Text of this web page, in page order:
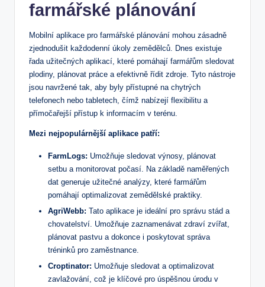
farmářské plánování
Mobilní aplikace pro farmářské plánování mohou zásadně
zjednodušit každodenní úkoly zemědělců. Dnes existuje
řada užitečných aplikací, které pomáhají farmářům sledovat
plodiny, plánovat práce a efektivně řídit zdroje. Tyto nástroje
jsou navržené tak, aby byly přístupné na chytrých
telefonech nebo tabletech, čímž nabízejí flexibilitu a
přímočařejší přístup k informacím v terénu.
Mezi nejpopulárnější aplikace patří:
FarmLogs: Umožňuje sledovat výnosy, plánovat
setbu a monitorovat počasí. Na základě naměřených
dat generuje užitečné analýzy, které farmářům
pomáhají optimalizovat zemědělské praktiky.
AgriWebb: Tato aplikace je ideální pro správu stád a
chovatelství. Umožňuje zaznamenávat zdraví zvířat,
plánovat pastvu a dokonce i poskytovat správa
tréninků pro zaměstnance.
Croptinator: Umožňuje sledovat a optimalizovat
zavlažování, což je klíčové pro úspěšnou úrodu v